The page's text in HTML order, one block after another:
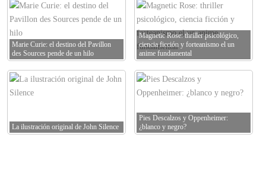
Marie Curie: el destino del Pavillon
des Sources pende de un hilo
Magnetic Rose: thriller psicológico,
ciencia ficción y forteanismo el un
anime fundamental
La ilustración original de John Silence
Pies Descalzos y Oppenheimer:
¿blanco y negro?